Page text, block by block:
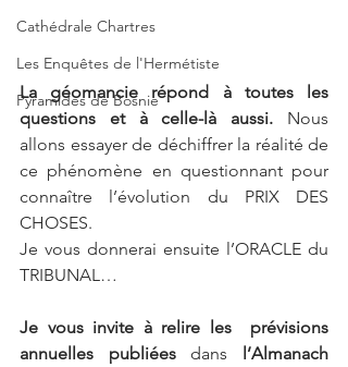
Cathédrale Chartres
Les Enquêtes de l'Hermétiste
Pyramides de Bosnie
La géomancie répond à toutes les
questions et à celle-là aussi. Nous
allons essayer de déchiffrer la réalité de
ce phénomène en questionnant pour
connaître l’évolution du PRIX DES
CHOSES.
Je vous donnerai ensuite l’ORACLE du
TRIBUNAL…
Je vous invite à relire les  prévisions
annuelles publiées dans l’Almanach